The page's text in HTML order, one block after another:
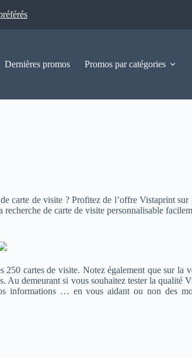
Dernières promos Promos par catégories
carte de visite ? Profitez de l’offre Vistaprint
de carte de visite personnalisable
cartes de visite. Notez également que sur la
demeurant si vous souhaitez tester la qualité
informations … en vous aidant ou non des